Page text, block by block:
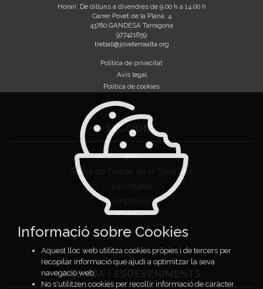
Horari: De dilluns a divendres de 9.00 h a 14.00 h
Carrer Povet de la Plana, 4
43780 GANDESA Tarragona
977421659
treball@joveterraalta.org
Política de privacitat
Avís legal
Política de cookies
SECCIONS
Inici
Borsa de Treball de la Terra Alta
Sol·licitants
Empreses
Ofertes
Formació
AGENDA I ESDEVENIMENTS
Informació sobre Cookies
Aquest lloc web utilitza cookies pròpies i de tercers per
recopilar informació que ajudi a optimitzar la seva
navegació web.
No s'utilitzen cookies per recollir informació de caràcter